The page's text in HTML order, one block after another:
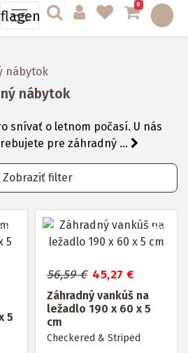
0
nábytok
nábytok
snívať o letnom počasí. U nás
pre záhradný ...
Zobraziť filter
Až do
20%
5
Až do
20%
56,59 € 45,27 €
Záhradný vankúš na
ležadlo 190 x 60 x 5
cm
Checkered & Striped